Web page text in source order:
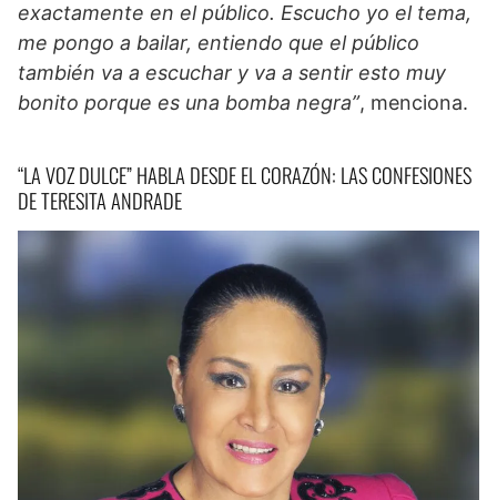
exactamente en el público. Escucho yo el tema,
me pongo a bailar, entiendo que el público
también va a escuchar y va a sentir esto muy
bonito porque es una bomba negra”, menciona.
“LA VOZ DULCE” HABLA DESDE EL CORAZÓN: LAS CONFESIONES
DE TERESITA ANDRADE